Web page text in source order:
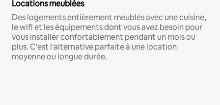
Locations meublées
Des logements entièrement meublés avec une cuisine,
le wifi et les équipements dont vous avez besoin pour
vous installer confortablement pendant un mois ou
plus. C'est l'alternative parfaite à une location
moyenne ou longue durée.